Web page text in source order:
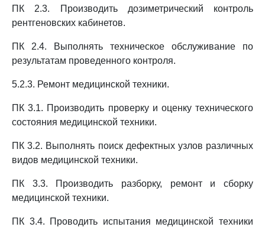
ПК 2.3. Производить дозиметрический контроль
рентгеновских кабинетов.
ПК 2.4. Выполнять техническое обслуживание по
результатам проведенного контроля.
5.2.3. Ремонт медицинской техники.
ПК 3.1. Производить проверку и оценку технического
состояния медицинской техники.
ПК 3.2. Выполнять поиск дефектных узлов различных
видов медицинской техники.
ПК 3.3. Производить разборку, ремонт и сборку
медицинской техники.
ПК 3.4. Проводить испытания медицинской техники